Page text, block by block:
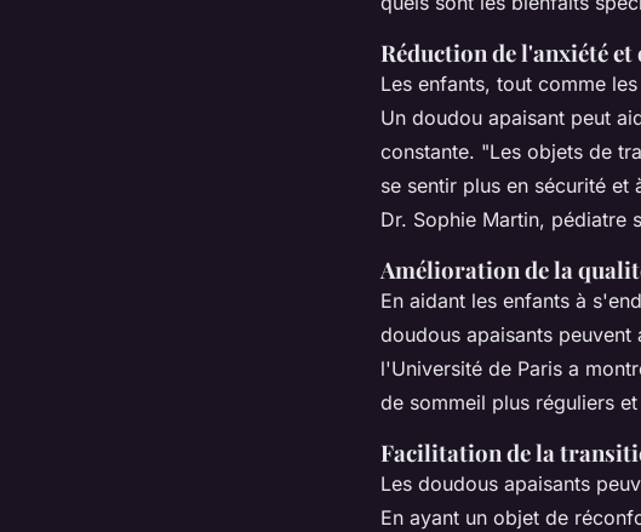
Réduction de l'anxiété et
Les enfants, tout comme
Un doudou apaisant peut
constante. "Les objets de
se sentir plus en sécurité et
Dr. Sophie Martin, pédiatre
Amélioration de la
En aidant les enfants à
doudous apaisants
l'Université de Paris a
de sommeil plus réguliers
Facilitation de la
Les doudous apaisants
En ayant un objet de